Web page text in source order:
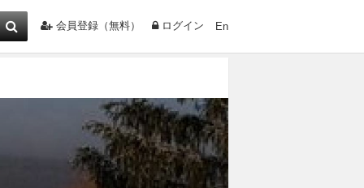
会員登録（無料） ログイン En